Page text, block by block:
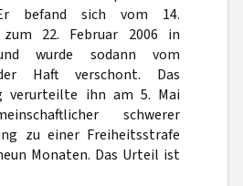
Er befand sich vom 14.
22. Februar 2006 in
wurde sodann vom
Haft verschont. Das
verurteilte ihn am 5. Mai
schwerer
zu einer Freiheitsstrafe
Monaten. Das Urteil ist